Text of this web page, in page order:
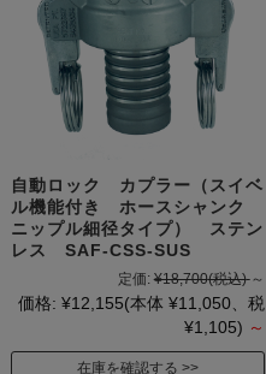
自動ロック カプラー（スイベ
ル機能付き ホースシャンク
ニップル細径タイプ） ステン
レス SAF-CSS-SUS
定価: ¥18,700(税込) ～
価格: ¥12,155(本体 ¥11,050、税
¥1,105) ～
在庫を確認する